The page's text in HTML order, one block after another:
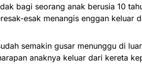
bagi seorang anak berusia 10
esak menangis enggan keluar
semakin gusar menunggu di
anaknya keluar dari kereta